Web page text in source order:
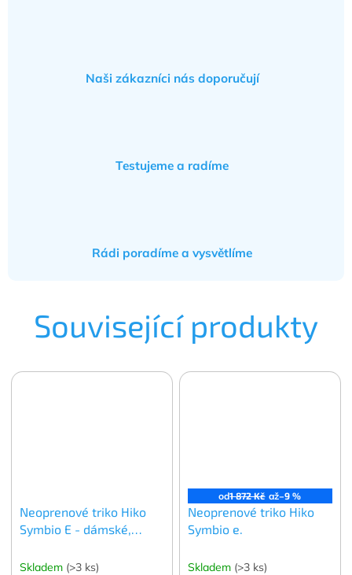
Naši zákazníci nás doporučují
Testujeme a radíme
Rádi poradíme a vysvětlíme
Související produkty
Neoprenové triko Hiko
Symbio E - dámské,
Skladem (>3 ks)
od1 872 Kč až–9 %
Neoprenové triko Hiko
Symbio e.
Skladem (>3 ks)